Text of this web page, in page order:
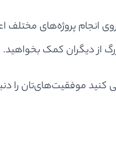
انجام پروژه‌های
از دیگران کمک بخواهید.
موفقیت‌های‌تان را